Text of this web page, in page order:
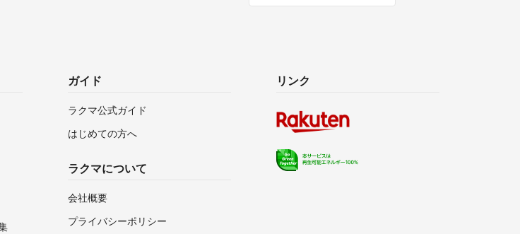
ガイド
ラクマ公式ガイド
はじめての方へ
ラクマについて
会社概要
プライバシーポリシー
リンク